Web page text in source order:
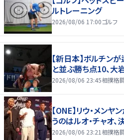
ルトレーニング
2026/08/06 17:00ゴルフ
【新日本】ボルチン
と並ぶ勝ち点10、大
2026/08/06 23:45相撲格
【ONE】リウ・メン
うのはルオ・チャオ
2026/08/06 23:21 相撲格